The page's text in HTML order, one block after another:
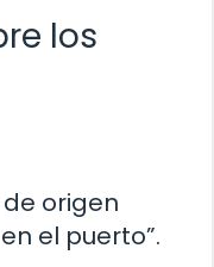
los
de origen
el puerto”.